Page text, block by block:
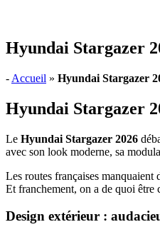
Hyundai Stargazer
- Accueil » Hyundai Stargazer
Hyundai Stargazer
Le Hyundai Stargazer 2026
avec son look moderne, sa
Les routes françaises
Et franchement, on a de quoi être
Design extérieur :